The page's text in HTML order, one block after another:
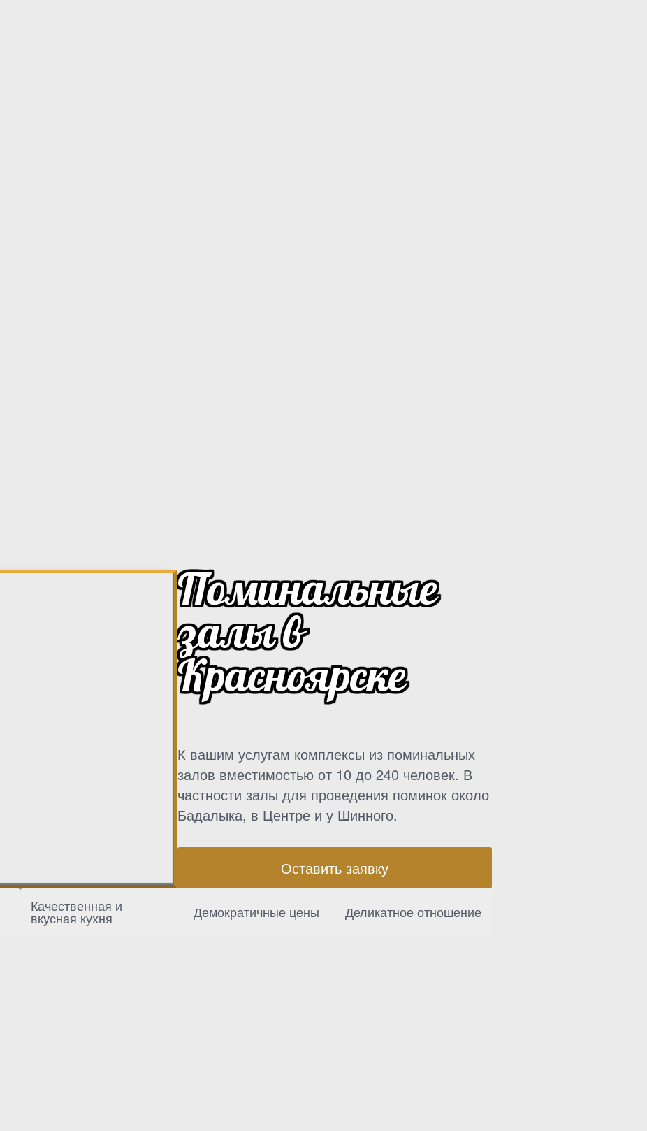
Поминальные
залы в
Красноярске
К вашим услугам комплексы из поминальных
залов вместимостью от 10 до 240 человек. В
частности залы для проведения поминок около
Бадалыка, в Центре и у Шинного.
Оставить заявку
Качественная и
вкусная кухня Демократичные цены Деликатное отношение